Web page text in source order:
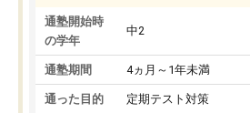
通塾開始時
の学年
中2
通塾期間 4ヵ月～1年未満
通った目的 定期テスト対策